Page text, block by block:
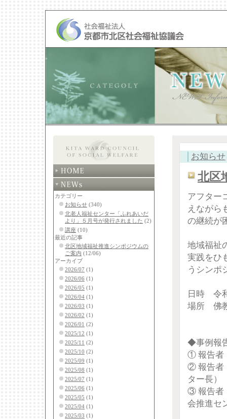
カテゴリー
お知らせ (340)
北老人福祉センター「ふれあいだ
より」５月号が発行されました (2)
講座 (10)
最近の記事
北区地域福祉推進シンポジウムの
ご案内 (12/06)
アーカイブ
2026/07 (1)
2026/06 (1)
2026/05 (1)
2026/04 (1)
2026/03 (1)
2026/02 (1)
2026/01 (2)
2025/12 (1)
2025/11 (2)
2025/10 (2)
2025/09 (1)
2025/08 (1)
2025/07 (1)
2025/06 (1)
2025/05 (1)
2025/04 (1)
2025/03 (1)
お知らせ
北区
アフター
えながら
の継続が
地域福祉
実践をひ
うシンポ
日時 令
場所 佛
◆事例報
① 報告者
② 報告者
ター長）
③ 報告者
会推進セ